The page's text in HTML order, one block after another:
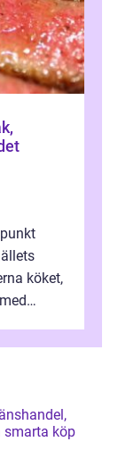
köket,
smarta köp